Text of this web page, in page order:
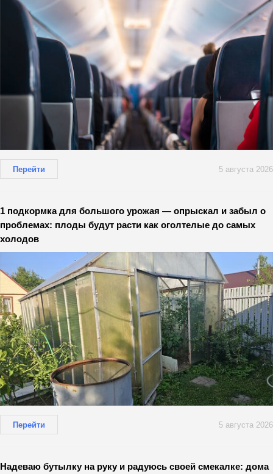
Перейти 5 августа 2026
1 подкормка для большого урожая — опрыскал и забыл о
проблемах: плоды будут расти как оголтелые до самых
холодов
Перейти 5 августа 2026
Надеваю бутылку на руку и радуюсь своей смекалке: дома